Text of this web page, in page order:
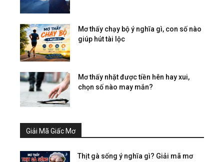
Mơ thấy chạy bộ ý nghĩa gì, con số nào
giúp hút tài lộc
Mơ thấy nhặt được tiền hên hay xui,
chọn số nào may mắn?
Giải Mã Giấc Mơ
Thịt gà sống ý nghĩa gì? Giải mã mơ